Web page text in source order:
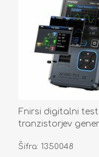
Fnirsi digitalni
tranzistorjev
TC4
Šifra: 1350048